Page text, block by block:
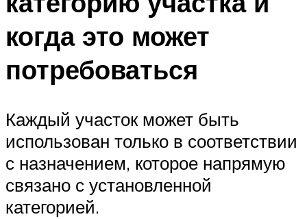
когда это может
потребоваться
Каждый участок может быть
использован только в соответствии
с назначением, которое напрямую
связано с установленной
категорией.